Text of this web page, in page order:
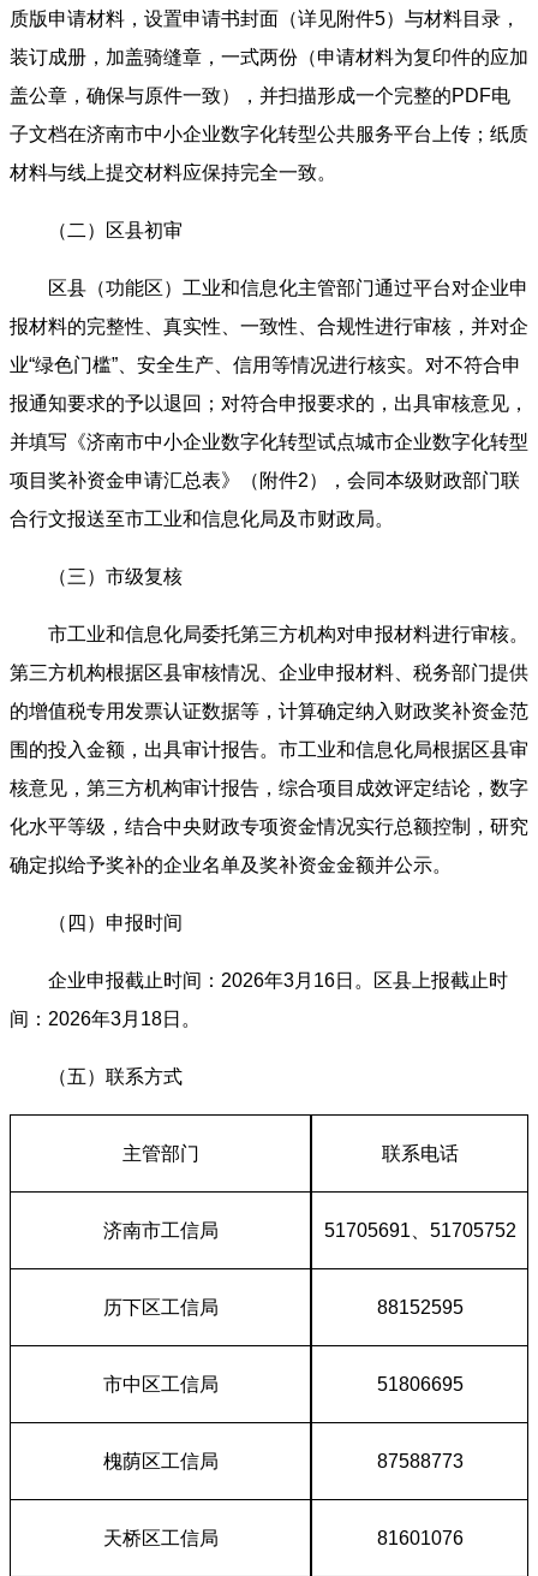
质版申请材料，设置申请书封面（详见附件5）与材料目录，
装订成册，加盖骑缝章，一式两份（申请材料为复印件的应加
盖公章，确保与原件一致），并扫描形成一个完整的PDF电
子文档在济南市中小企业数字化转型公共服务平台上传；纸质
材料与线上提交材料应保持完全一致。
（二）区县初审
区县（功能区）工业和信息化主管部门通过平台对企业申
报材料的完整性、真实性、一致性、合规性进行审核，并对企
业“绿色门槛”、安全生产、信用等情况进行核实。对不符合申
报通知要求的予以退回；对符合申报要求的，出具审核意见，
并填写《济南市中小企业数字化转型试点城市企业数字化转型
项目奖补资金申请汇总表》（附件2），会同本级财政部门联
合行文报送至市工业和信息化局及市财政局。
（三）市级复核
市工业和信息化局委托第三方机构对申报材料进行审核。
第三方机构根据区县审核情况、企业申报材料、税务部门提供
的增值税专用发票认证数据等，计算确定纳入财政奖补资金范
围的投入金额，出具审计报告。市工业和信息化局根据区县审
核意见，第三方机构审计报告，综合项目成效评定结论，数字
化水平等级，结合中央财政专项资金情况实行总额控制，研究
确定拟给予奖补的企业名单及奖补资金金额并公示。
（四）申报时间
企业申报截止时间：2026年3月16日。区县上报截止时
间：2026年3月18日。
（五）联系方式
主管部门 联系电话
济南市工信局 51705691、51705752
历下区工信局 88152595
市中区工信局 51806695
槐荫区工信局 87588773
天桥区工信局 81601076